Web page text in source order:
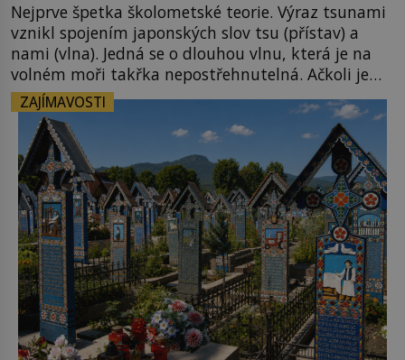
Nejprve špetka školometské teorie. Výraz tsunami
vznikl spojením japonských slov tsu (přístav) a
nami (vlna). Jedná se o dlouhou vlnu, která je na
volném moři takřka nepostřehnutelná. Ačkoli je
vlnová délka tsunami i 300 kilometrů, výška vlny
na volném moři je maximálně 1,5 metru. Máme se
podobné obří vlny obávat i v Evropě? Vznik
tsunami si […]
ZAJÍMAVOSTI